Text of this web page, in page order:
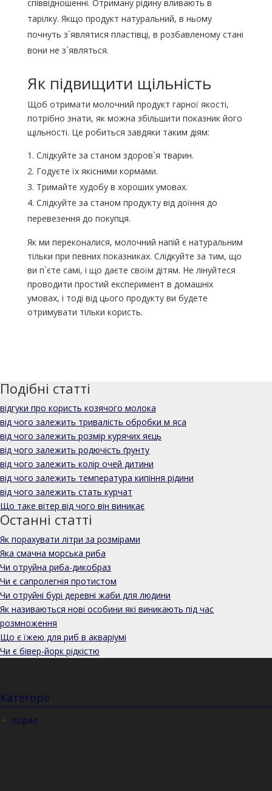
співвідношенні. Отриману рідину вливають в
тарілку. Якщо продукт натуральний, в ньому
почнуть з`являтися пластівці, в розбавленому стані
вони не з`являться.
Як підвищити щільність
Щоб отримати молочний продукт гарної якості,
потрібно знати, як можна збільшити показник його
щільності. Це робиться завдяки таким діям:
Слідкуйте за станом здоров`я тварин.
Годуєте їх якісними кормами.
Тримайте худобу в хороших умовах.
Слідкуйте за станом продукту від доїння до
перевезення до покупця.
Як ми переконалися, молочний напій є натуральним
тільки при певних показниках. Слідкуйте за тим, що
ви п`єте самі, і що даєте своїм дітям. Не лінуйтеся
проводити простий експеримент в домашніх
умовах, і тоді від цього продукту ви будете
отримувати тільки користь.
Подібні статті
відгуки про користь козячого молока
від чого залежить тривалість обробки м яса
від чого залежить розмір курячих яєць
від чого залежить родючість ґрунту
від чого залежить колір очей дитини
від чого залежить температура кипіння рідини
від чого залежить стать курчат
Що таке вітер від чого він виникає
Останні статті
Як порахувати літри за розмірами
Яка смачна морська риба
Чи отруйна риба-дикобраз
Чи є сапролегнія протистом
Чи отруйні бурі деревні жаби для людини
Як називаються нові особини які виникають під час
розмноження
Що є їжею для риб в акваріумі
Чи є бівер-йорк рідкістю
Категорії
Корал